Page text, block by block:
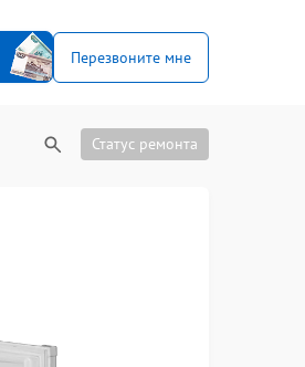
Перезвоните мне
Статус ремонта